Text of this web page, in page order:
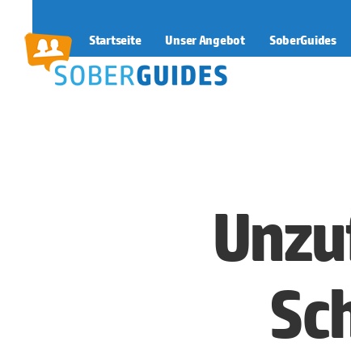
Startseite Unser Angebot SoberGuides